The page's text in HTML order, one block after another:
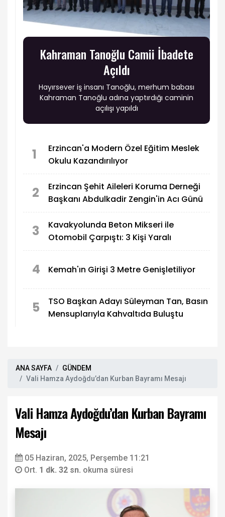
Kahraman Tanoğlu Camii İbadete
Açıldı
Hayırsever iş insanı Tanoğlu, merhum babası
Kahraman Tanoğlu adına yaptırdığı caminin
açılışı yapıldı
1
Erzincan'a Modern Özel Eğitim Meslek
Okulu Kazandırılıyor
2
Erzincan Şehit Aileleri Koruma Derneği
Başkanı Abdulkadir Zengin'in Acı Günü
3
Kavakyolunda Beton Mikseri ile
Otomobil Çarpıştı: 3 Kişi Yaralı
4 Kemah'ın Girişi 3 Metre Genişletiliyor
5
TSO Başkan Adayı Süleyman Tan, Basın
Mensuplarıyla Kahvaltıda Buluştu
ANA SAYFA
GÜNDEM
Vali Hamza Aydoğdu’dan Kurban Bayramı Mesajı
Vali Hamza Aydoğdu’dan Kurban Bayramı
Mesajı
05 Haziran, 2025, Perşembe 11:21
Ort. 1 dk. 32 sn. okuma süresi